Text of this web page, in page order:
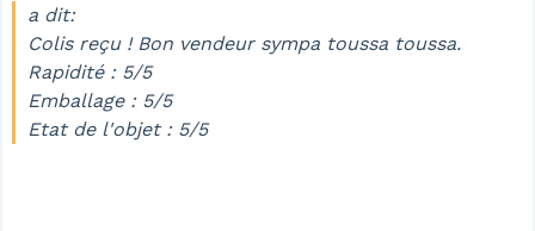
a dit:
Colis reçu ! Bon vendeur sympa toussa toussa.
Rapidité : 5/5
Emballage : 5/5
Etat de l'objet : 5/5